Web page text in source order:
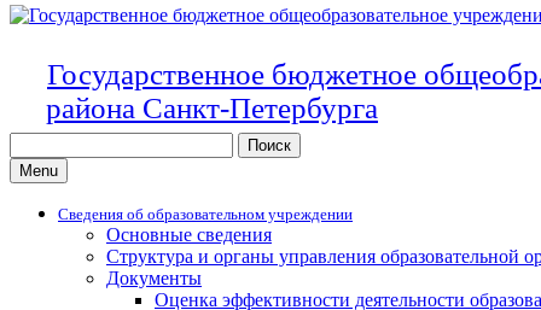
Государственное бюджетное
района Санкт-Петербурга
for:Menu
Сведения об образовательном учреждении
Основные сведения
Структура и органы управления образовательной
Документы
Оценка эффективности деятельности